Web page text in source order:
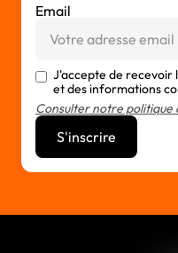
Email
J'accepte de recevoir
et des informations
Consulter notre